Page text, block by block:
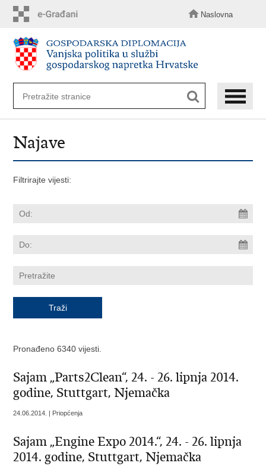
sadržaj
Naslovna
Najave
Filtrirajte vijesti:
Pronađeno 6340 vijesti.
Sajam „Parts2Clean“, 24. - 26. lipnja 2014.
godine, Stuttgart, Njemačka
24.06.2014. | Priopćenja
Sajam „Engine Expo 2014.“, 24. - 26. lipnja
2014. godine, Stuttgart, Njemačka